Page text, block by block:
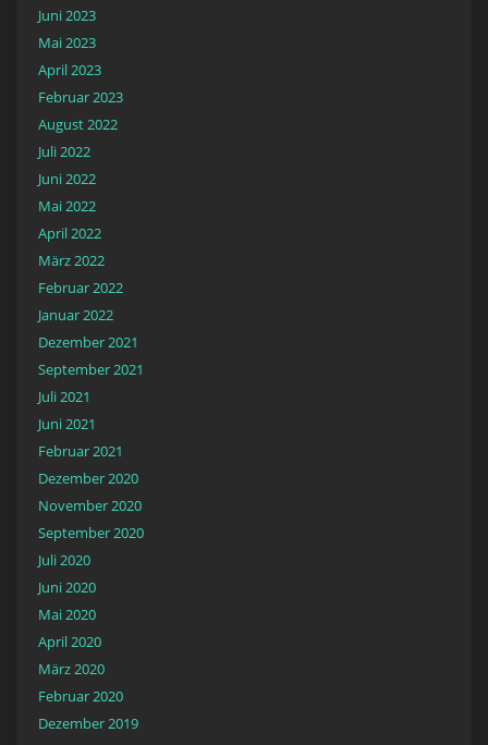
Juni 2023
Mai 2023
April 2023
Februar 2023
August 2022
Juli 2022
Juni 2022
Mai 2022
April 2022
März 2022
Februar 2022
Januar 2022
Dezember 2021
September 2021
Juli 2021
Juni 2021
Februar 2021
Dezember 2020
November 2020
September 2020
Juli 2020
Juni 2020
Mai 2020
April 2020
März 2020
Februar 2020
Dezember 2019